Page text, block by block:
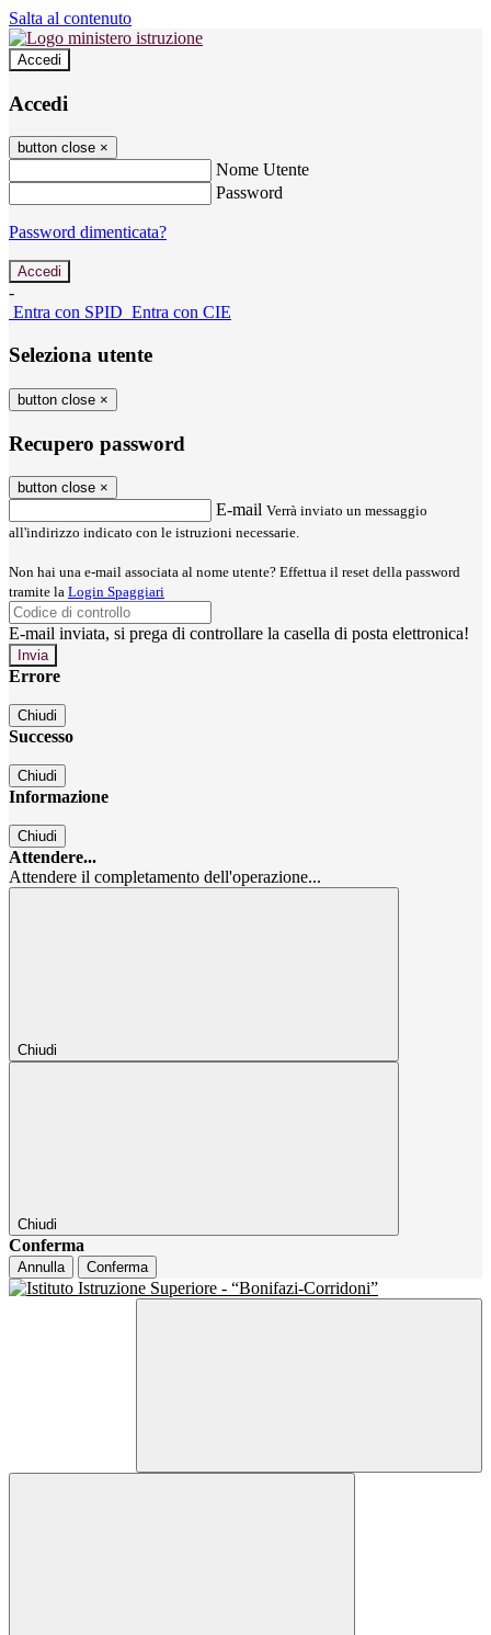
Salta al contenuto
Accedi
Accedi
button close ×
Nome Utente
Password
Password dimenticata?
-
Entra con SPID Entra con CIE
Seleziona utente
button close ×
Recupero password
button close ×
E-mail Verrà inviato un messaggio
all'indirizzo indicato con le istruzioni necessarie.
Non hai una e-mail associata al nome utente? Effettua il reset della password
tramite la Login Spaggiari
E-mail inviata, si prega di controllare la casella di posta elettronica!
Errore
Chiudi
Successo
Chiudi
Informazione
Chiudi
Attendere...
Attendere il completamento dell'operazione...
Chiudi
Chiudi
Conferma
Annulla Conferma